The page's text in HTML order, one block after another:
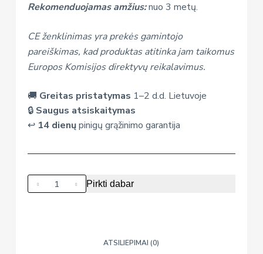
Rekomenduojamas amžius:nuo 3 metų.
CE ženklinimas yra prekės gamintojo
pareiškimas, kad produktas atitinka jam taikomus
Europos Komisijos direktyvų reikalavimus.
🚚 Greitas pristatymas 1–2 d.d. Lietuvoje
🔒 Saugus atsiskaitymas
↩️ 14 dienųpinigų grąžinimo garantija
produkto
kiekis:
Pirkti dabar
ATSILIEPIMAI (0)